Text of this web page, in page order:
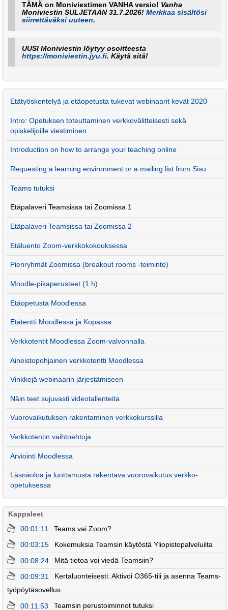
TÄMÄ on Moniviestimen VANHA versio! Vanha
Moniviestin SULJETAAN 31.7.2026!Merkkaa sisältösi
siirrettäväksi uuteen.
UUSI Moniviestin löytyy osoitteesta
https://moniviestin.jyu.fi. Käytä sitä!
Etätyöskentelyä ja etäopetusta tukevat webinaarit kevät 2020
Intro: Opetuksen toteuttaminen verkkovälitteisesti sekä
opiskelijoille viestiminen
Introduction on how to arrange your teaching online
Requesting a learning environment or a mailing list from Sisu
Teams tutuksi
Etäpalaveri Teamsissa tai Zoomissa 1
Etäpalaveri Teamsissa tai Zoomissa 2
Etäluento Zoom-verkkokokouksessa
Pienryhmät Zoomissa (breakout rooms -toiminto)
Moodle-pikaperusteet (1 h)
Etäopetusta Moodlessa
Etätentti Moodlessa ja Kopassa
Verkkotentit Moodlessa Zoom-valvonnalla
Aineistopohjainen verkkotentti Moodlessa
Vinkkejä webinaarin järjestämiseen
Näin teet sujuvasti videotallenteita
Vuorovaikutuksen rakentaminen verkkokurssilla
Verkkotentin vaihtoehtoja
Arviointi Moodlessa
Läsnäoloa ja luottamusta rakentava vuorovaikutus verkko-
opetuksessa
Kappaleet
00:01:11
Teams vai Zoom?
00:03:15 Kokemuksia Teamsin käytöstä Yliopistopalveluilta
00:08:24 Mitä tietoa voi viedä Teamsiin?
00:09:31
Kertaluonteisesti: Aktivoi O365-tili ja asenna Teams-
työpöytäsovellus
00:11:53 Teamsin perustoiminnot tutuksi